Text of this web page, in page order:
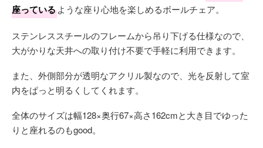
座っているような座り心地を楽しめるボールチェア。
ステンレススチールのフレームから吊り下げる仕様なので、
大がかりな天井への取り付け不要で手軽に利用できます。
また、外側部分が透明なアクリル製なので、光を反射して室
内をぱっと明るくしてくれます。
全体のサイズは幅128×奥行67×高さ162cmと大き目でゆった
りと座れるのもgood。